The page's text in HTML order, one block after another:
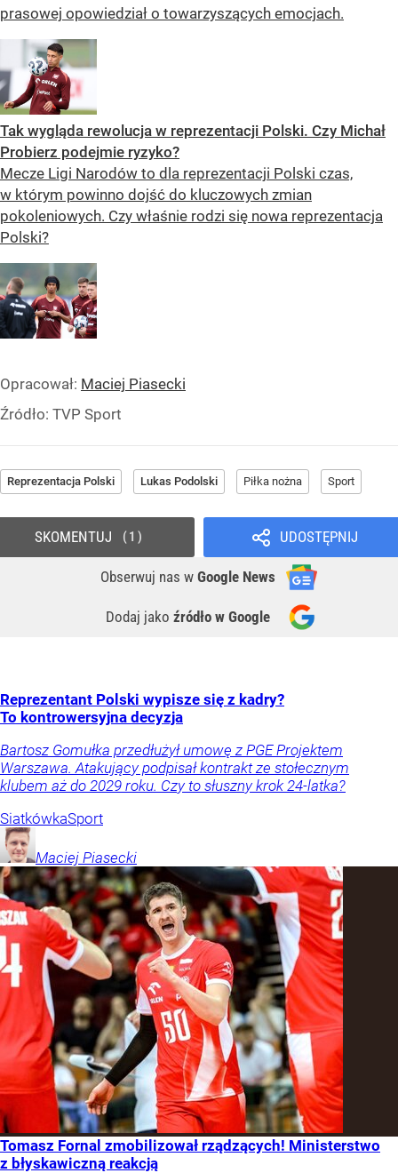
prasowej opowiedział o towarzyszących emocjach.
Tak wygląda rewolucja w reprezentacji Polski. Czy Michał
Probierz podejmie ryzyko?
Mecze Ligi Narodów to dla reprezentacji Polski czas,
w którym powinno dojść do kluczowych zmian
pokoleniowych. Czy właśnie rodzi się nowa reprezentacja
Polski?
Opracował: Maciej Piasecki
Źródło: TVP Sport
Reprezentacja Polski Lukas Podolski Piłka nożna Sport
UDOSTĘPNIJ
Obserwuj nas w Google News
Dodaj jako źródło w Google
SKOMENTUJ 1
Reprezentant Polski wypisze się z kadry?
To kontrowersyjna decyzja
Bartosz Gomułka przedłużył umowę z PGE Projektem
Warszawa. Atakujący podpisał kontrakt ze stołecznym
klubem aż do 2029 roku. Czy to słuszny krok 24-latka?
SiatkówkaSport
Maciej Piasecki
Tomasz Fornal zmobilizował rządzących! Ministerstwo
z błyskawiczną reakcją